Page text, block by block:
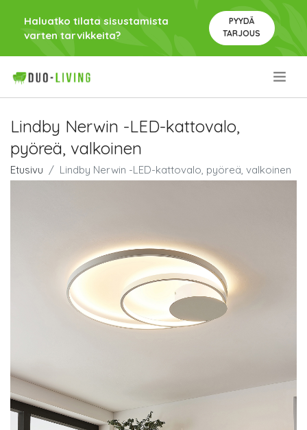
Haluatko tilata sisustamista
varten tarvikkeita?
PYYDÄ
TARJOUS
Lindby Nerwin -LED-kattovalo,
pyöreä, valkoinen
Etusivu Lindby Nerwin -LED-kattovalo, pyöreä, valkoinen